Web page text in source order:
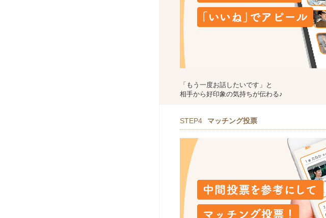
「もう一度お話したいです」と
相手から好印象の気持ちが伝わる♪
STEP4 マッチング投票